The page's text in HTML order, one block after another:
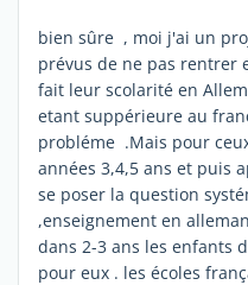
bien sûre , moi j'ai un
prévus de ne pas rentrer
fait leur scolarité en
etant suppérieure au
probléme .Mais pour
années 3,4,5 ans et puis
se poser la question
,enseignement en
dans 2-3 ans les enfants
pour eux . les écoles